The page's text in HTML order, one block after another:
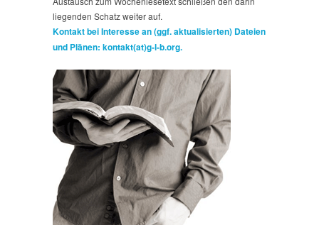
liegenden Schatz weiter auf.
Kontakt bei Interesse an (ggf. aktualisierten) Dateien
und Plänen: kontakt(at)g-l-b.org.